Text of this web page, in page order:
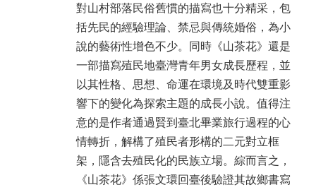
對山村部落民俗舊慣的描寫也十分精采，包
括先民的經驗理論、禁忌與傳統婚俗，為小
說的藝術性增色不少。同時《山茶花》還是
一部描寫殖民地臺灣青年男女成長歷程，並
以其性格、思想、命運在環境及時代雙重影
響下的變化為探索主題的成長小說。值得注
意的是作者通過賢到臺北畢業旅行過程的心
情轉折，解構了殖民者形構的二元對立框
架，隱含去殖民化的民族立場。綜而言之，
《山茶花》係張文環回臺後驗證其故鄉書寫